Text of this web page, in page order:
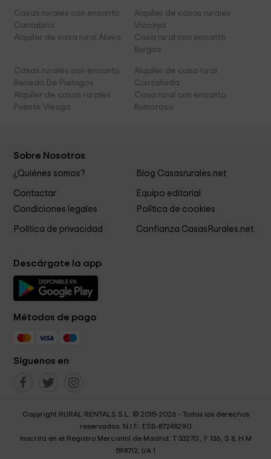
Casas rurales con encanto
Cantabria
Alquiler de casas rurales
Vizcaya
Alquiler de casa rural Álava
Casa rural con encanto
Burgos
Casas rurales con encanto
Renedo De Pielagos
Alquiler de casa rural
Castañeda
Alquiler de casas rurales
Puente Viesgo
Casa rural con encanto
Rumoroso
Sobre Nosotros
¿Quiénes somos? Blog Casasrurales.net
Contactar
Equipo editorial
Condiciones legales
Política de cookies
Política de privacidad Confianza CasasRurales.net
Descárgate la app
Métodos de pago
Síguenos en
Copyright RURAL RENTALS S.L. © 2015-2026 - Todos los derechos
reservados. N.I.F.: ESB-87248290
Inscrita en el Registro Mercantil de Madrid, T 33270 , F 136, S 8, H M
598712, I/A 1